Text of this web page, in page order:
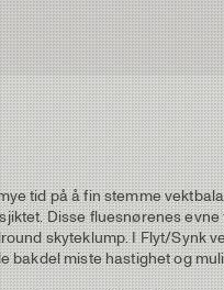
tid på å fin stemme
Disse fluesnørenes
skyteklump. I Flyt/Synk
miste hastighet og